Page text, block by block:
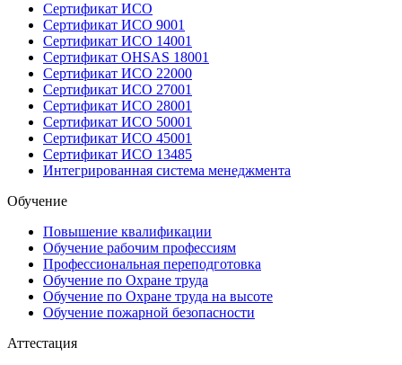
Сертификат ИСО
Сертификат ИСО 9001
Сертификат ИСО 14001
Сертификат OHSAS 18001
Сертификат ИСО 22000
Сертификат ИСО 27001
Сертификат ИСО 28001
Сертификат ИСО 50001
Сертификат ИСО 45001
Сертификат ИСО 13485
Интегрированная система менеджмента
Обучение
Повышение квалификации
Обучение рабочим профессиям
Профессиональная переподготовка
Обучение по Охране труда
Обучение по Охране труда на высоте
Обучение пожарной безопасности
Аттестация